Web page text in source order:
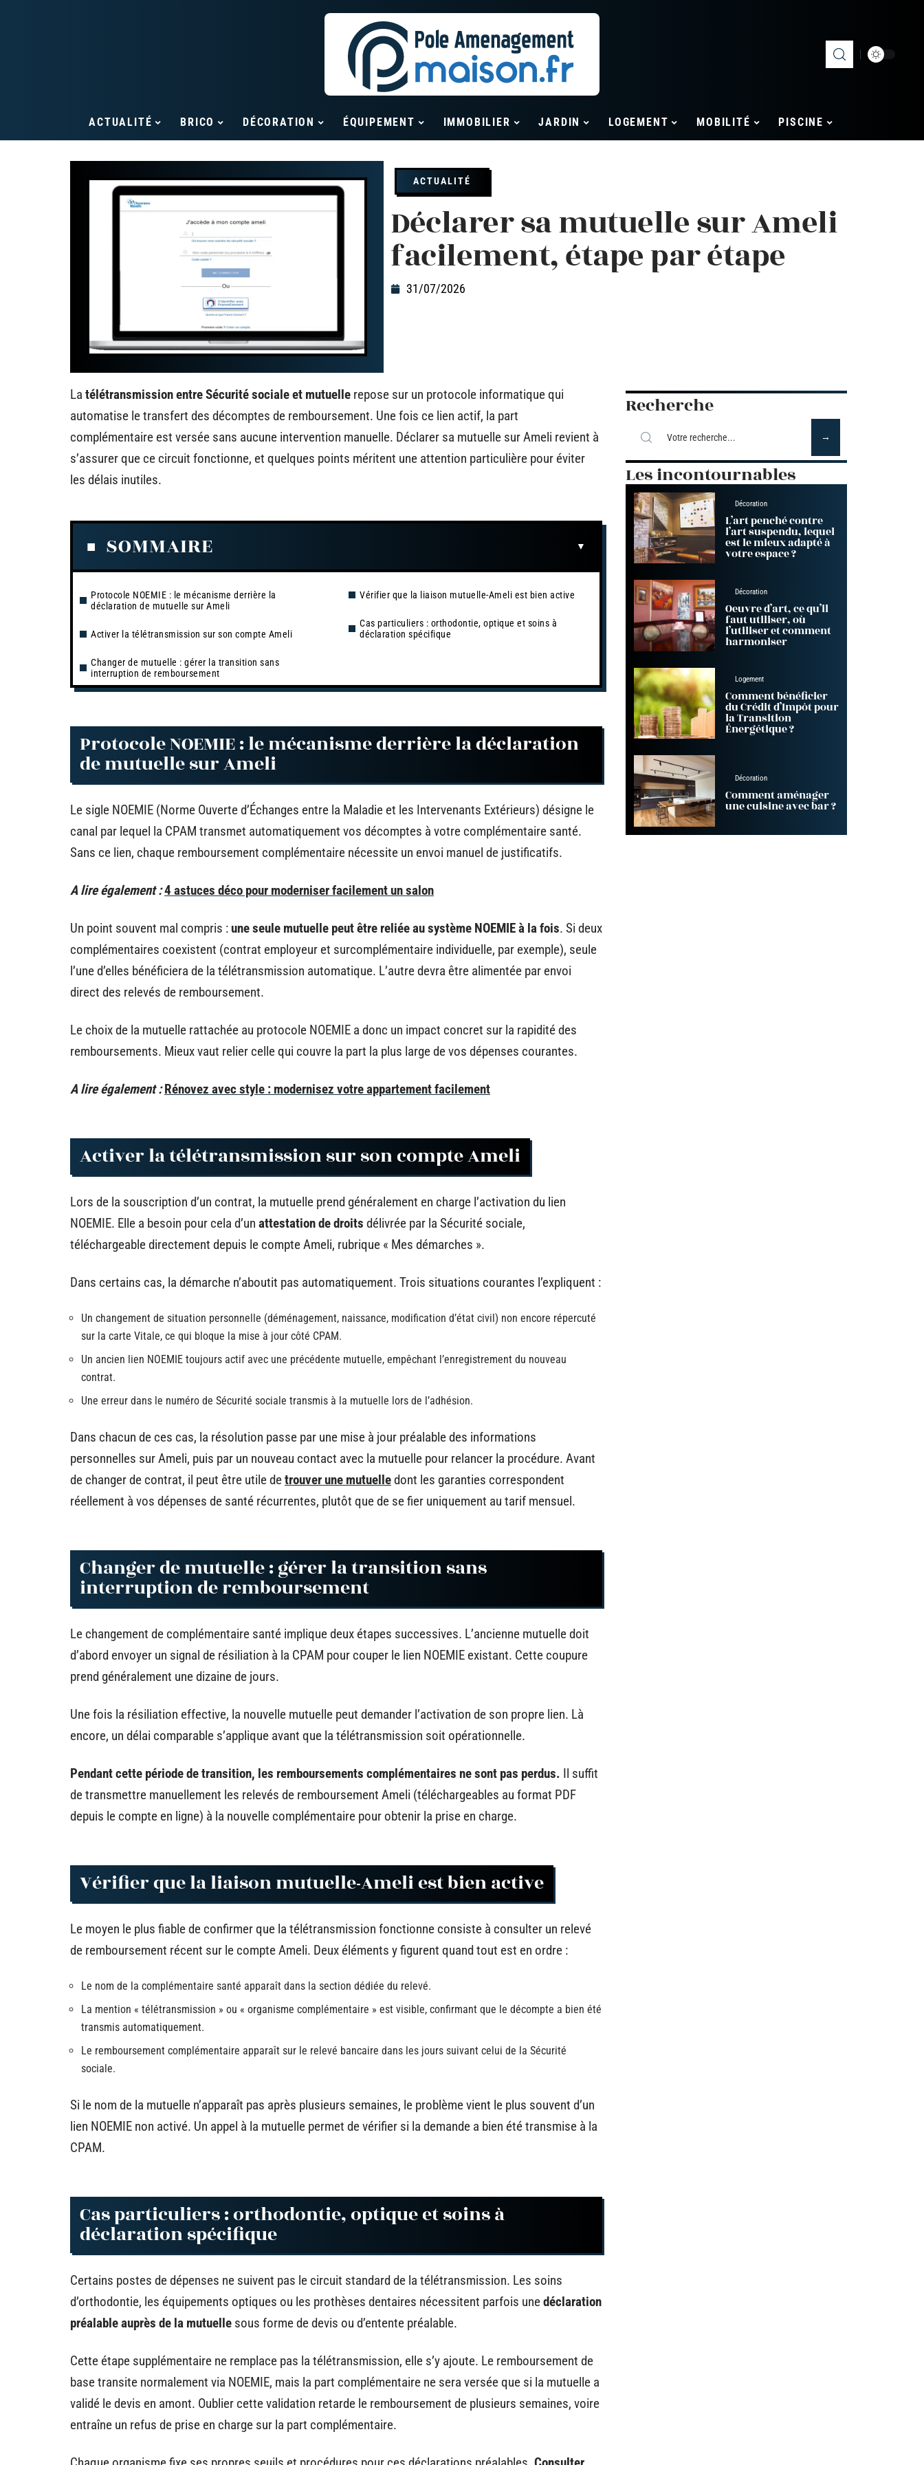
ACTUALITÉ BRICO DÉCORATION ÉQUIPEMENT IMMOBILIER JARDIN LOGEMENT MOBILITÉ PISCINE
ACTUALITÉ
Déclarer sa mutuelle sur Ameli
facilement, étape par étape
31/07/2026
La télétransmission entre Sécurité sociale et mutuelle repose sur un protocole informatique qui
automatise le transfert des décomptes de remboursement. Une fois ce lien actif, la part
complémentaire est versée sans aucune intervention manuelle. Déclarer sa mutuelle sur Ameli revient à
s’assurer que ce circuit fonctionne, et quelques points méritent une attention particulière pour éviter
les délais inutiles.
SOMMAIRE
Protocole NOEMIE : le mécanisme derrière la
déclaration de mutuelle sur Ameli
Activer la télétransmission sur son compte Ameli
Changer de mutuelle : gérer la transition sans
interruption de remboursement
Vérifier que la liaison mutuelle-Ameli est bien active
Cas particuliers : orthodontie, optique et soins à
déclaration spécifique
Protocole NOEMIE : le mécanisme derrière la déclaration
de mutuelle sur Ameli
Le sigle NOEMIE (Norme Ouverte d’Échanges entre la Maladie et les Intervenants Extérieurs) désigne le
canal par lequel la CPAM transmet automatiquement vos décomptes à votre complémentaire santé.
Sans ce lien, chaque remboursement complémentaire nécessite un envoi manuel de justificatifs.
A lire également :4 astuces déco pour moderniser facilement un salon
Un point souvent mal compris : une seule mutuelle peut être reliée au système NOEMIE à la fois. Si deux
complémentaires coexistent (contrat employeur et surcomplémentaire individuelle, par exemple), seule
l’une d’elles bénéficiera de la télétransmission automatique. L’autre devra être alimentée par envoi
direct des relevés de remboursement.
Le choix de la mutuelle rattachée au protocole NOEMIE a donc un impact concret sur la rapidité des
remboursements. Mieux vaut relier celle qui couvre la part la plus large de vos dépenses courantes.
A lire également : Rénovez avec style : modernisez votre appartement facilement
Activer la télétransmission sur son compte Ameli
Lors de la souscription d’un contrat, la mutuelle prend généralement en charge l’activation du lien
NOEMIE. Elle a besoin pour cela d’un attestation de droits délivrée par la Sécurité sociale,
téléchargeable directement depuis le compte Ameli, rubrique « Mes démarches ».
Dans certains cas, la démarche n’aboutit pas automatiquement. Trois situations courantes l’expliquent :
Un changement de situation personnelle (déménagement, naissance, modification d’état civil) non encore répercuté
sur la carte Vitale, ce qui bloque la mise à jour côté CPAM.
Un ancien lien NOEMIE toujours actif avec une précédente mutuelle, empêchant l’enregistrement du nouveau
contrat.
Une erreur dans le numéro de Sécurité sociale transmis à la mutuelle lors de l’adhésion.
Dans chacun de ces cas, la résolution passe par une mise à jour préalable des informations
personnelles sur Ameli, puis par un nouveau contact avec la mutuelle pour relancer la procédure. Avant
de changer de contrat, il peut être utile detrouver une mutuelledont les garanties correspondent
réellement à vos dépenses de santé récurrentes, plutôt que de se fier uniquement au tarif mensuel.
Changer de mutuelle : gérer la transition sans
interruption de remboursement
Le changement de complémentaire santé implique deux étapes successives. L’ancienne mutuelle doit
d’abord envoyer un signal de résiliation à la CPAM pour couper le lien NOEMIE existant. Cette coupure
prend généralement une dizaine de jours.
Une fois la résiliation effective, la nouvelle mutuelle peut demander l’activation de son propre lien. Là
encore, un délai comparable s’applique avant que la télétransmission soit opérationnelle.
Pendant cette période de transition, les remboursements complémentaires ne sont pas perdus. Il suffit
de transmettre manuellement les relevés de remboursement Ameli (téléchargeables au format PDF
depuis le compte en ligne) à la nouvelle complémentaire pour obtenir la prise en charge.
Vérifier que la liaison mutuelle-Ameli est bien active
Le moyen le plus fiable de confirmer que la télétransmission fonctionne consiste à consulter un relevé
de remboursement récent sur le compte Ameli. Deux éléments y figurent quand tout est en ordre :
Le nom de la complémentaire santé apparaît dans la section dédiée du relevé.
La mention « télétransmission » ou « organisme complémentaire » est visible, confirmant que le décompte a bien été
transmis automatiquement.
Le remboursement complémentaire apparaît sur le relevé bancaire dans les jours suivant celui de la Sécurité
sociale.
Si le nom de la mutuelle n’apparaît pas après plusieurs semaines, le problème vient le plus souvent d’un
lien NOEMIE non activé. Un appel à la mutuelle permet de vérifier si la demande a bien été transmise à la
CPAM.
Cas particuliers : orthodontie, optique et soins à
déclaration spécifique
Certains postes de dépenses ne suivent pas le circuit standard de la télétransmission. Les soins
d’orthodontie, les équipements optiques ou les prothèses dentaires nécessitent parfois unedéclaration
préalable auprès de la mutuelle sous forme de devis ou d’entente préalable.
Cette étape supplémentaire ne remplace pas la télétransmission, elle s’y ajoute. Le remboursement de
base transite normalement via NOEMIE, mais la part complémentaire ne sera versée que si la mutuelle a
validé le devis en amont. Oublier cette validation retarde le remboursement de plusieurs semaines, voire
entraîne un refus de prise en charge sur la part complémentaire.
Recherche
Les incontournables
Décoration
L’art penché contre
l’art suspendu, lequel
est le mieux adapté à
votre espace ?
Décoration
Oeuvre d’art, ce qu’il
faut utiliser, où
l’utiliser et comment
harmoniser
Logement
Comment bénéficier
du Crédit d’Impôt pour
la Transition
Énergétique ?
Décoration
Comment aménager
une cuisine avec bar ?